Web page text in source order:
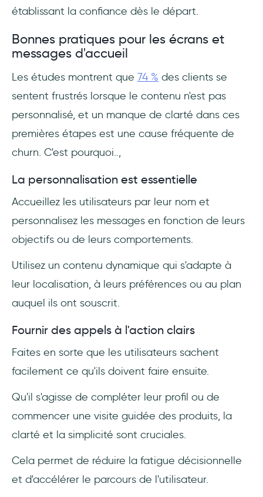
établissant la confiance dès le départ.
Bonnes pratiques pour les écrans et
messages d'accueil
Les études montrent que 74 % des clients se
sentent frustrés lorsque le contenu n'est pas
personnalisé, et un manque de clarté dans ces
premières étapes est une cause fréquente de
churn. C'est pourquoi..,
La personnalisation est essentielle
Accueillez les utilisateurs par leur nom et
personnalisez les messages en fonction de leurs
objectifs ou de leurs comportements.
Utilisez un contenu dynamique qui s'adapte à
leur localisation, à leurs préférences ou au plan
auquel ils ont souscrit.
Fournir des appels à l'action clairs
Faites en sorte que les utilisateurs sachent
facilement ce qu'ils doivent faire ensuite.
Qu'il s'agisse de compléter leur profil ou de
commencer une visite guidée des produits, la
clarté et la simplicité sont cruciales.
Cela permet de réduire la fatigue décisionnelle
et d'accélérer le parcours de l'utilisateur.